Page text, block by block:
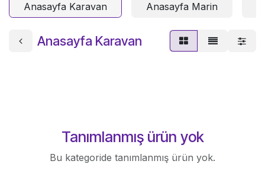
Anasayfa Karavan Anasayfa Marin
Anasayfa Karavan
Tanımlanmış ürün yok
Bu kategoride tanımlanmış ürün yok.